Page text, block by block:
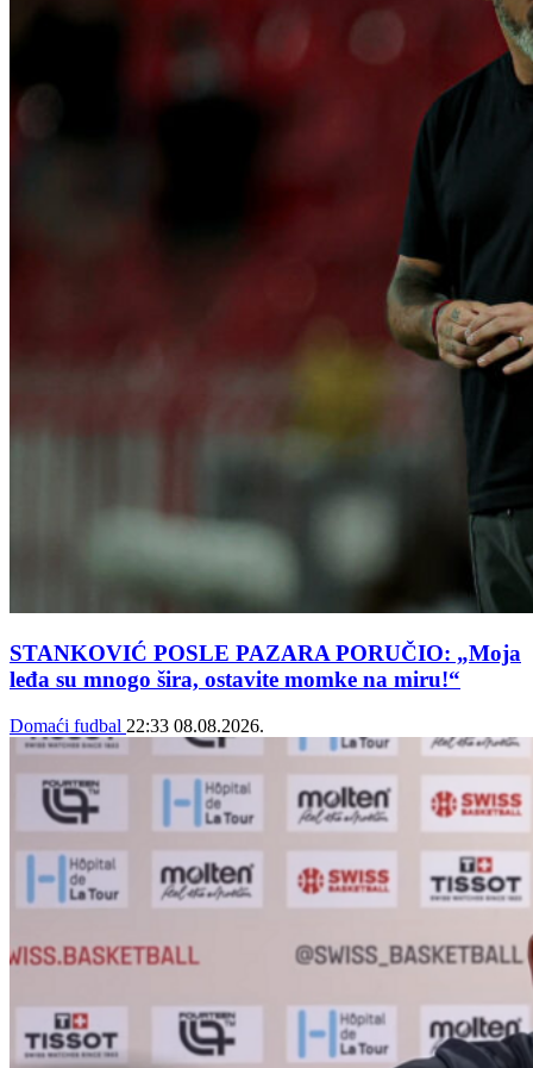
STANKOVIĆ POSLE PAZARA PORUČIO: „Moja
leđa su mnogo šira, ostavite momke na miru!“
Domaći fudbal 22:33 08.08.2026.